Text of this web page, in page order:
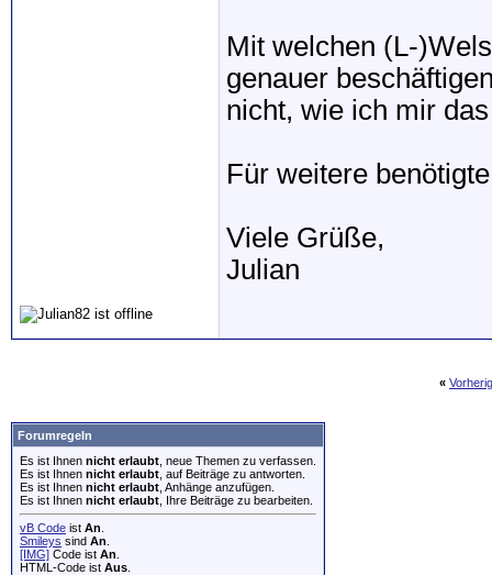
Mit welchen (L-
genauer
nicht, wie ich mir
Für weitere
Viele Grüße,
Julian
«
Forumregeln
Es ist Ihnen nicht erlaubt , neue Themen zu verfassen.
Es ist Ihnen nicht erlaubt , auf Beiträge zu antworten.
Es ist Ihnen nicht erlaubt , Anhänge anzufügen.
Es ist Ihnen nicht erlaubt , Ihre Beiträge zu bearbeiten.
vB Code ist An
Smileys sind An
[IMG] Code ist An
HTML-Code ist Aus